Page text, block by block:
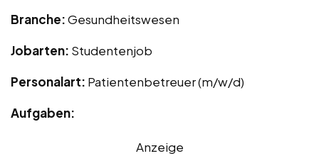
Branche:Gesundheitswesen
Jobarten: Studentenjob
Personalart: Patientenbetreuer (m/w/d)
Aufgaben:
Anzeige